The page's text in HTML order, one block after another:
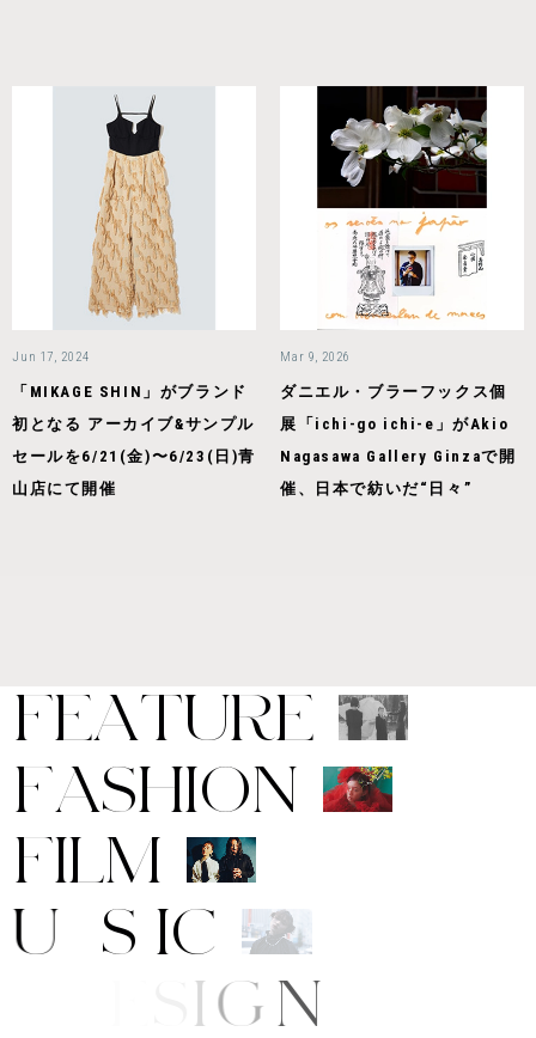
Jun 17, 2024
「MIKAGE SHIN」がブランド
初となる アーカイブ&サンプル
セールを6/21(金)〜6/23(日)⻘
山店にて開催
Mar 9, 2026
ダニエル・ブラーフックス個
展「ichi-go ichi-e」がAkio
Nagasawa Gallery Ginzaで開
催、日本で紡いだ“日々”
FEATURE
FASHION
FILM
M
US IC
DE SIG